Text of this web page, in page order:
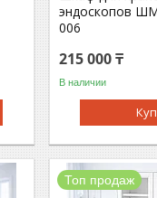
эндоскопов
006
215 000 ₸
В наличии
Топ продаж